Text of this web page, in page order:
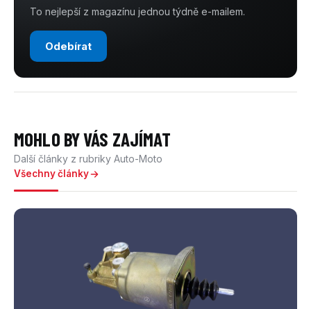
To nejlepší z magazínu jednou týdně e-mailem.
Odebírat
MOHLO BY VÁS ZAJÍMAT
Další články z rubriky Auto-Moto
Všechny články